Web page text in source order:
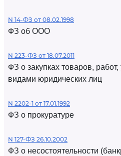
N 14-ФЗ от 08.02.1998
ФЗ об ООО
N 223-ФЗ от 18.07.2011
ФЗ о закупках товаров,
видами юридических лиц
N 2202-1 от 17.01.1992
ФЗ о прокуратуре
N 127-ФЗ 26.10.2002
ФЗ о несостоятельности